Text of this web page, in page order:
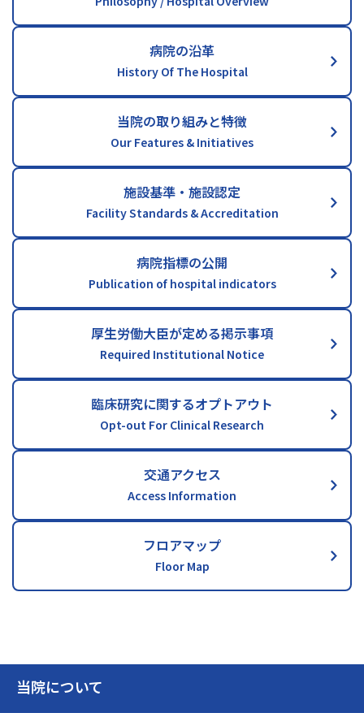
当院について
病院の沿革
History Of The Hospital
当院の取り組みと特徴
Our Features & Initiatives
施設基準・施設認定
Facility Standards & Accreditation
病院指標の公開
Publication of hospital indicators
厚生労働大臣が定める掲示事項
Required Institutional Notice
臨床研究に関するオプトアウト
Opt-out For Clinical Research
交通アクセス
Access Information
フロアマップ
Floor Map